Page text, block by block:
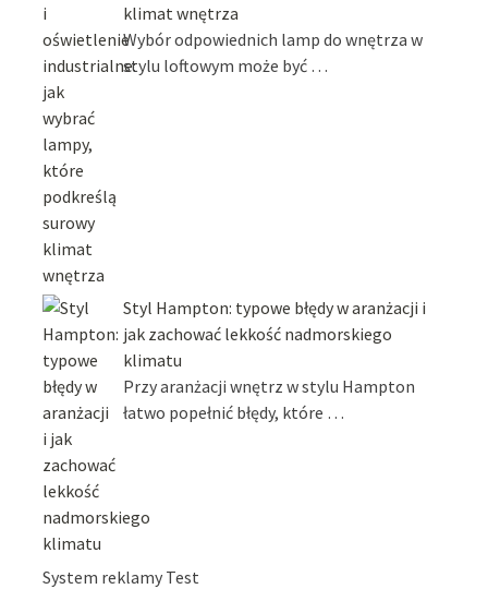
klimat wnętrza
Wybór odpowiednich lamp do wnętrza w
stylu loftowym może być …
Styl Hampton: typowe błędy w aranżacji i
jak zachować lekkość nadmorskiego
klimatu
Przy aranżacji wnętrz w stylu Hampton
łatwo popełnić błędy, które …
System reklamy Test